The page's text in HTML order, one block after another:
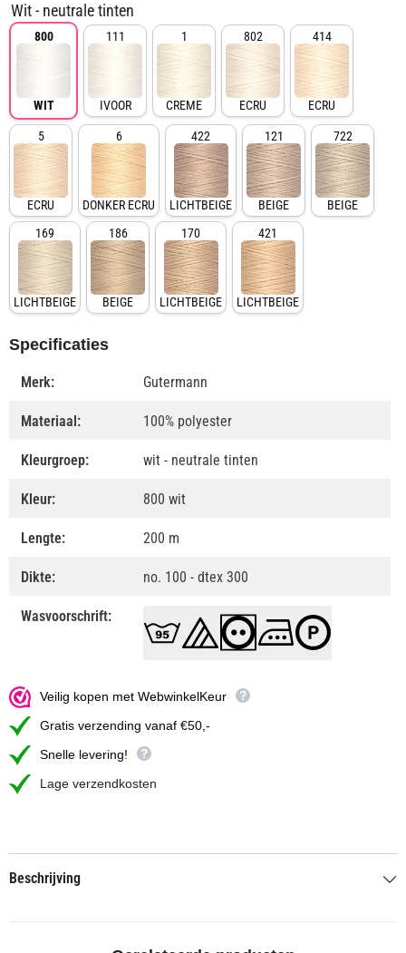
Wit - neutrale tinten
800
WIT
111
IVOOR
1
CREME
802
ECRU
414
ECRU
5
ECRU
6
DONKER ECRU
422
LICHTBEIGE
121
BEIGE
722
BEIGE
169
LICHTBEIGE
186
BEIGE
170
LICHTBEIGE
421
LICHTBEIGE
Specificaties
Merk: Gutermann
Materiaal: 100% polyester
Kleurgroep: wit - neutrale tinten
Kleur: 800 wit
Lengte: 200 m
Dikte: no. 100 - dtex 300
Wasvoorschrift:
Veilig kopen met WebwinkelKeur
Gratis verzending vanaf €50,-
Snelle levering!
Lage verzendkosten
Beschrijving